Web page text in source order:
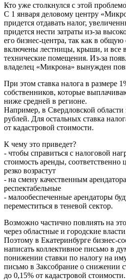
Кто уже столкнулся с этой
С 1 января деловому центру
придется отдавать налог,
придется нести затраты из-за
его бизнес-центра, так как в общую
включены лестницы, крыши, и все
технические помещения. Из-за
владелец «Микрона» вынужден
При этом ставка налога в размере
собственников, которые
ниже средней в регионе.
Например, в Свердловской
рублей. Для остальных ставка
от кадастровой стоимости.
К чему это приведет?
- чтобы справиться с налоговой
стоимость аренды, соответственно
резко возрастут
- на смену качественным
респектабельные
- малообеспеченные арендаторы
переместиться в теневой сектор.
Возможно частично повлиять на
через областные и городские
Поэтому в Екатеринбурге бизнес-
написать коллективное письмо в
понижении ставки по налогу на
письмо в Заксобрание о снижении
до 0,15% от кадастровой стоимости.